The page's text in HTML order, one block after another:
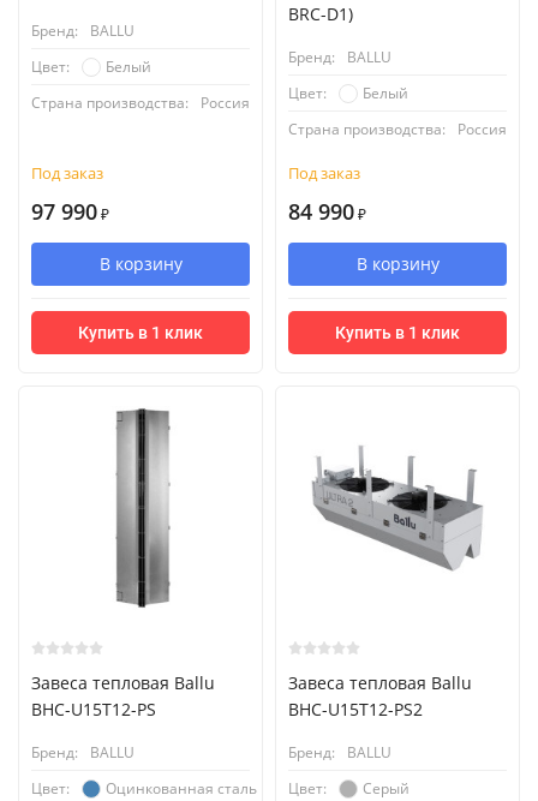
Бренд:
BALLU
Цвет:
Белый
Страна производства:
Россия
Под заказ
97 990 ₽
В корзину
Купить в 1 клик
BRC-D1)
Бренд:
BALLU
Цвет:
Белый
Страна производства:
Россия
Под заказ
84 990 ₽
В корзину
Купить в 1 клик
Завеса тепловая Ballu
BHC-U15T12-PS
Бренд:
BALLU
Цвет:
Оцинкованная сталь
Завеса тепловая Ballu
BHC-U15T12-PS2
Бренд:
BALLU
Цвет:
Серый